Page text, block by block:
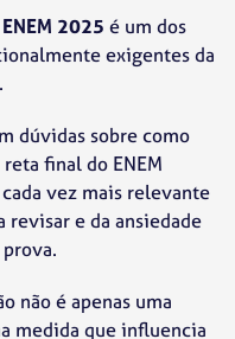
ENEM 2025 é um dos
exigentes da
dúvidas sobre como
final do ENEM
vez mais relevante
e da ansiedade
não é apenas uma
medida que influencia